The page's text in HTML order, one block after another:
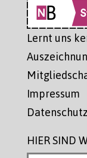
Lernt uns
Impressum
Datenschutz
HIER SIND